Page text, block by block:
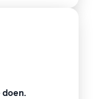
doen.